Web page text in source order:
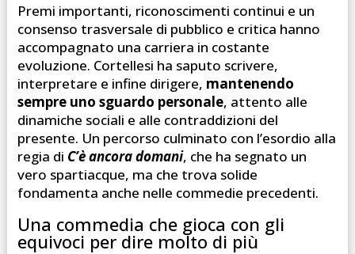
Premi importanti, riconoscimenti continui e un
consenso trasversale di pubblico e critica hanno
accompagnato una carriera in costante
evoluzione. Cortellesi ha saputo scrivere,
interpretare e infine dirigere, mantenendo
sempre uno sguardo personale, attento alle
dinamiche sociali e alle contraddizioni del
presente. Un percorso culminato con l’esordio alla
regia di C’è ancora domani, che ha segnato un
vero spartiacque, ma che trova solide
fondamenta anche nelle commedie precedenti.
Una commedia che gioca con gli
equivoci per dire molto di più